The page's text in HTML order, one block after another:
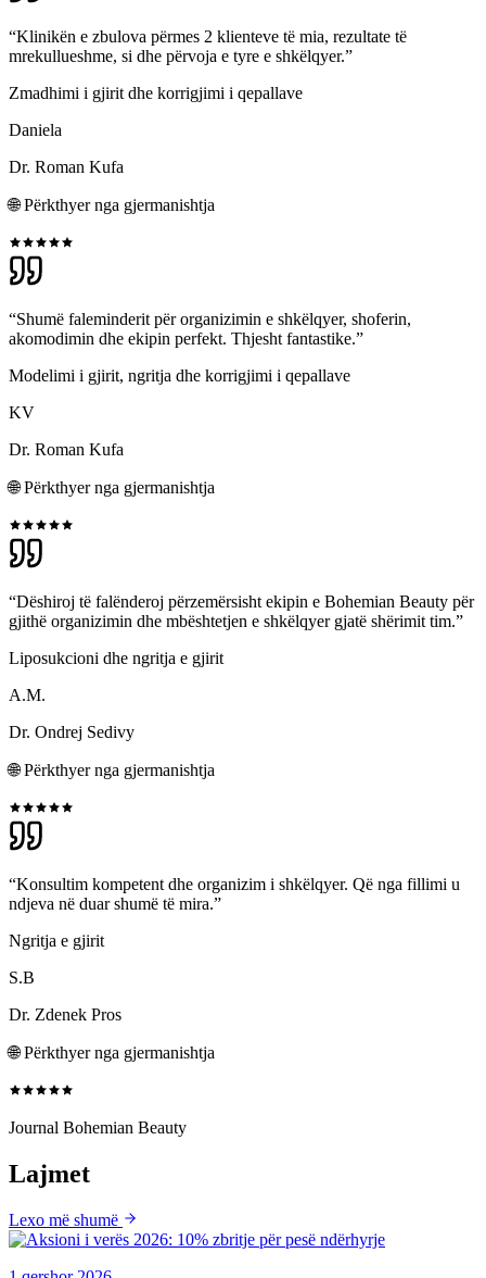
“Klinikën e zbulova përmes 2 klienteve të mia, rezultate të
mrekullueshme, si dhe përvoja e tyre e shkëlqyer.”
Zmadhimi i gjirit dhe korrigjimi i qepallave
Daniela
Dr. Roman Kufa
🌐Përkthyer nga gjermanishtja
“Shumë faleminderit për organizimin e shkëlqyer, shoferin,
akomodimin dhe ekipin perfekt. Thjesht fantastike.”
Modelimi i gjirit, ngritja dhe korrigjimi i qepallave
KV
Dr. Roman Kufa
🌐Përkthyer nga gjermanishtja
“Dëshiroj të falënderoj përzemërsisht ekipin e Bohemian Beauty për
gjithë organizimin dhe mbështetjen e shkëlqyer gjatë shërimit tim.”
Liposukcioni dhe ngritja e gjirit
A.M.
Dr. Ondrej Sedivy
🌐Përkthyer nga gjermanishtja
“Konsultim kompetent dhe organizim i shkëlqyer. Që nga fillimi u
ndjeva në duar shumë të mira.”
Ngritja e gjirit
S.B
Dr. Zdenek Pros
🌐Përkthyer nga gjermanishtja
Journal Bohemian Beauty
Lajmet
Lexo më shumë